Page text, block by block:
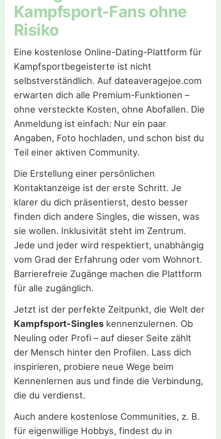
Kampfsport-Fans ohne
Risiko
Eine kostenlose Online-Dating-Plattform für
Kampfsportbegeisterte ist nicht
selbstverständlich. Auf dateaveragejoe.com
erwarten dich alle Premium-Funktionen –
ohne versteckte Kosten, ohne Abofallen. Die
Anmeldung ist einfach: Nur ein paar
Angaben, Foto hochladen, und schon bist du
Teil einer aktiven Community.
Die Erstellung einer persönlichen
Kontaktanzeige ist der erste Schritt. Je
klarer du dich präsentierst, desto besser
finden dich andere Singles, die wissen, was
sie wollen. Inklusivität steht im Zentrum.
Jede und jeder wird respektiert, unabhängig
vom Grad der Erfahrung oder vom Wohnort.
Barrierefreie Zugänge machen die Plattform
für alle zugänglich.
Jetzt ist der perfekte Zeitpunkt, die Welt der
Kampfsport-Singleskennenzulernen. Ob
Neuling oder Profi – auf dieser Seite zählt
der Mensch hinter den Profilen. Lass dich
inspirieren, probiere neue Wege beim
Kennenlernen aus und finde die Verbindung,
die du verdienst.
Auch andere kostenlose Communities, z. B.
für eigenwillige Hobbys, findest du in